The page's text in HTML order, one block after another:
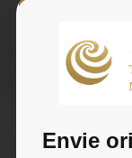
Envie